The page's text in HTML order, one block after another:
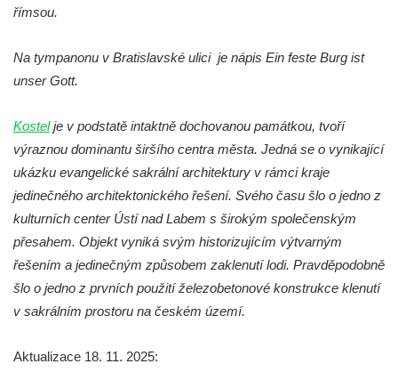
Kaple Panny Marie Bolestné v Benešově
nad Ploučnicí
Kostel Narození Panny Marie v Benešově
nad Ploučnicí
Hrobová kaple Mattauschů na hřbitově v
Benešově nad Ploučnicí
Hrobka rodiny Rohn na hřbitově v
Hřbitovní kaple v Šumburku nad Desnou –
římsou.
Na tympanonu v Bratislavské ulici je nápis Ein feste Burg ist
unser Gott.
Kostelje v podstatě intaktně dochovanou památkou, tvoří
výraznou dominantu širšího centra města. Jedná se o vynikající
ukázku evangelické sakrální architektury v rámci kraje
jedinečného architektonického řešení. Svého času šlo o jedno z
kulturních center Ústí nad Labem s širokým společenským
přesahem. Objekt vyniká svým historizujícím výtvarným
řešením a jedinečným způsobem zaklenutí lodi. Pravděpodobně
šlo o jedno z prvních použití železobetonové konstrukce klenutí
v sakrálním prostoru na českém území.
Aktualizace 18. 11. 2025: